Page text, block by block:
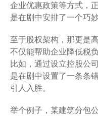
企业优惠政策等方式，
是在剧中安排了一个巧
至于股权架构，那更是
不仅能帮助企业降低税
比如，通过设立控股公
是在剧中设置了一条条
引人入胜。
举个例子，某建筑分包